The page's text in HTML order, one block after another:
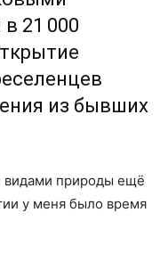
21 000
из бывших
видами природы ещё
у меня было время